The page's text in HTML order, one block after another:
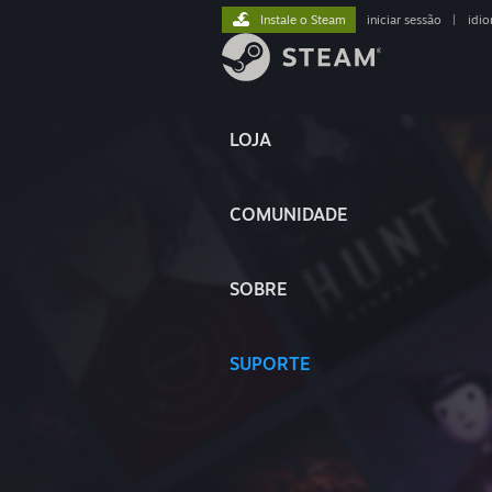
LOJA
COMUNIDADE
SOBRE
SUPORTE
Instale o Steam iniciar sessão